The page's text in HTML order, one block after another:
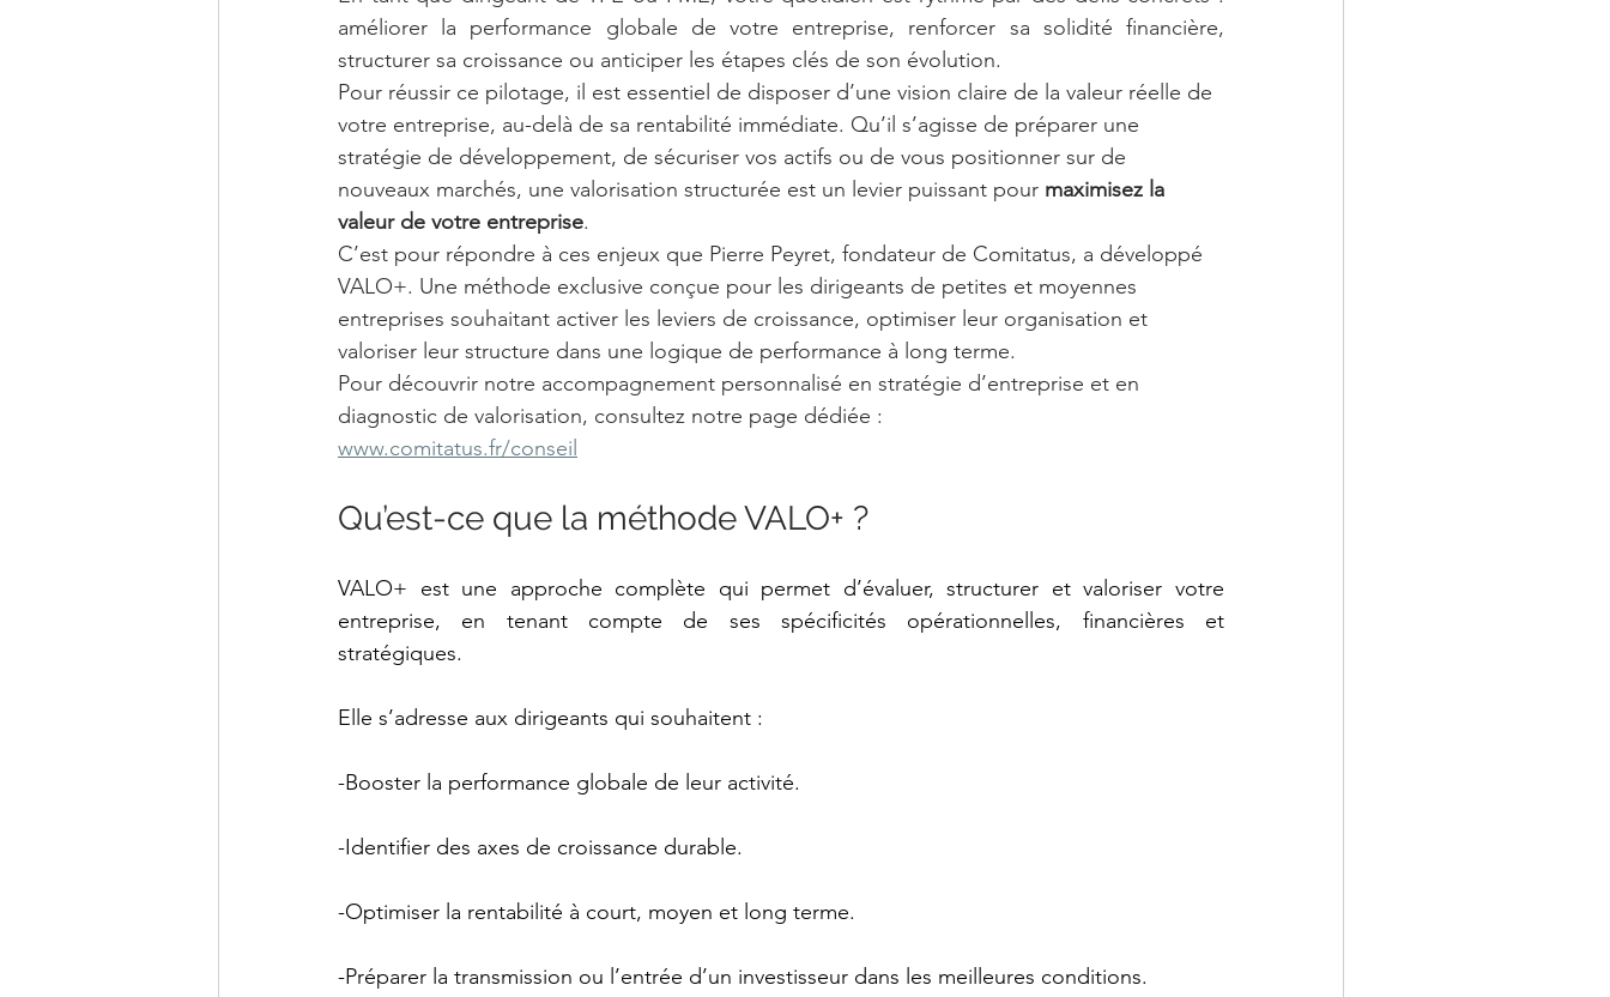
améliorer la performance globale de votre entreprise, renforcer sa solidité financière,
structurer sa croissance ou anticiper les étapes clés de son évolution.
Pour réussir ce pilotage, il est essentiel de disposer d’une vision claire de la valeur réelle de
votre entreprise, au-delà de sa rentabilité immédiate. Qu’il s’agisse de préparer une
stratégie de développement, de sécuriser vos actifs ou de vous positionner sur de
nouveaux marchés, une valorisation structurée est un levier puissant pour maximisez la
valeur de votre entreprise.
C’est pour répondre à ces enjeux que Pierre Peyret, fondateur de Comitatus, a développé
VALO+. Une méthode exclusive conçue pour les dirigeants de petites et moyennes
entreprises souhaitant activer les leviers de croissance, optimiser leur organisation et
valoriser leur structure dans une logique de performance à long terme.
Pour découvrir notre accompagnement personnalisé en stratégie d’entreprise et en
diagnostic de valorisation, consultez notre page dédiée :
www.comitatus.fr/conseil
Qu’est-ce que la méthode VALO+ ?
VALO+ est une approche complète qui permet d’évaluer, structurer et valoriser votre
entreprise, en tenant compte de ses spécificités opérationnelles, financières et
stratégiques.
Elle s’adresse aux dirigeants qui souhaitent :
-Booster la performance globale de leur activité.
-Identifier des axes de croissance durable.
-Optimiser la rentabilité à court, moyen et long terme.
-Préparer la transmission ou l’entrée d’un investisseur dans les meilleures conditions.